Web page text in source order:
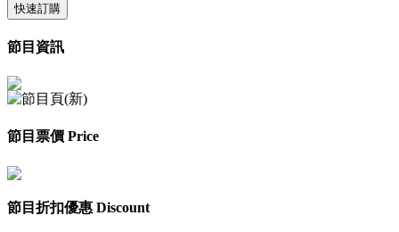
快速訂購
節目資訊
節目票價 Price
節目折扣優惠 Discount